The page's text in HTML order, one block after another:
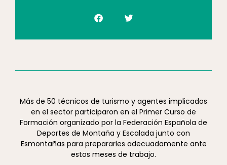
Más de 50 técnicos de turismo y agentes implicados
en el sector participaron en el Primer Curso de
Formación organizado por la Federación Española de
Deportes de Montaña y Escalada junto con
Esmontañas para prepararles adecuadamente ante
estos meses de trabajo.